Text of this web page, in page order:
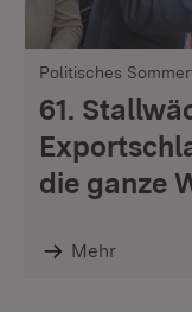
Politisches
61.
die ganze
Mehr